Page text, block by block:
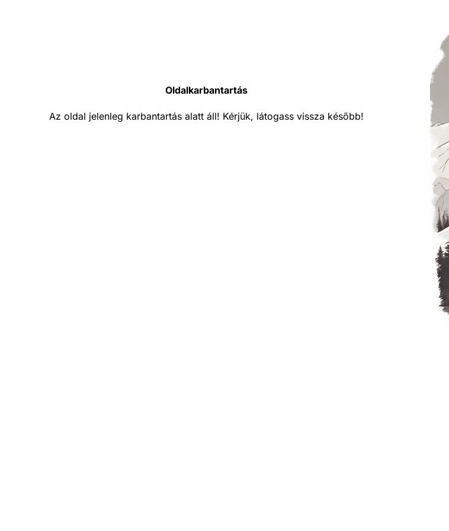
Oldalkarbantartás
Az oldal jelenleg karbantartás alatt áll! Kérjük, látogass vissza később!